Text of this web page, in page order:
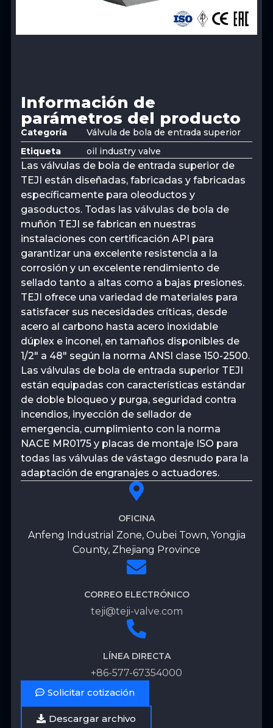
Información de
parámetros del producto
Categoría
Válvula de bola de entrada superior
Etiqueta
oil industry valve
Las válvulas de bola de entrada superior de
TEJI están diseñadas, fabricadas y fabricadas
específicamente para oleoductos y
gasoductos. Todas las válvulas de bola de
muñón TEJI se fabrican en nuestras
instalaciones con certificación API para
garantizar una excelente resistencia a la
corrosión y un excelente rendimiento de
sellado tanto a altas como a bajas presiones.
TEJI ofrece una variedad de materiales para
satisfacer sus necesidades críticas, desde
acero al carbono hasta acero inoxidable
dúplex e inconel, en tamaños disponibles de
1/2″ a 48″ según la norma ANSI clase 150-2500.
Las válvulas de bola de entrada superior TEJI
están equipadas con características estándar
de doble bloqueo y purga, seguridad contra
incendios, inyección de sellador de
emergencia, cumplimiento con la norma
NACE MR0175 y placas de montaje ISO para
todas las válvulas de vástago desnudo para la
adaptación de engranajes o actuadores.
OFICINA
Anfeng Industrial Zone, Oubei Town, Yongjia
County, Zhejiang Province
CORREO ELECTRÓNICO
teji@teji-valve.com
LÍNEA DIRECTA
+86-577-67354000
Solicitar cotización
Descargar archivo